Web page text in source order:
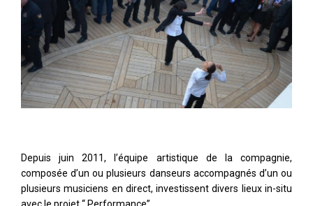
Depuis juin 2011, l’équipe artistique de la compagnie,
composée d’un ou plusieurs danseurs accompagnés d’un ou
plusieurs musiciens en direct, investissent divers lieux in-situ
avec le projet “ Performance”.